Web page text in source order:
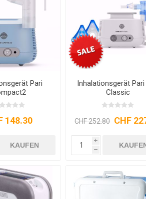
Pari
148.30
KAUFEN
Inhalationsgerät
Classic
CHF 252.80 CHF
i
h